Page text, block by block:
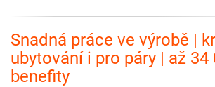
Snadná práce ve výrobě |
ubytování i pro páry | až 34
benefity